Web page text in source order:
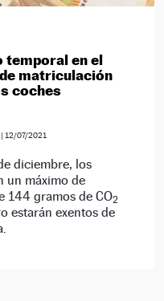
temporal en el
matriculación
coches
| 12/07/2021
diciembre, los
un máximo de
144 gramos de CO2
estarán exentos de